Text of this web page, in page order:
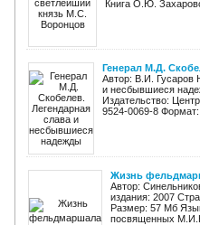
Книга О.Ю.
Генерал М.Д.
Автор: В.И. Гусаров
и несбывшиеся
Издательство:
9524-0069-8
Жизнь
Автор:
издания: 2007
Размер: 57 Мб
посвященных